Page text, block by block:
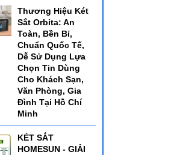
Thương Hiệu Két
Sắt Orbita: An
Toàn, Bền Bỉ,
Chuẩn Quốc Tế,
Dễ Sử Dụng Lựa
Chọn Tin Dùng
Cho Khách Sạn,
Văn Phòng, Gia
Đình Tại Hồ Chí
Minh
KÉT SẮT
HOMESUN - GIẢI